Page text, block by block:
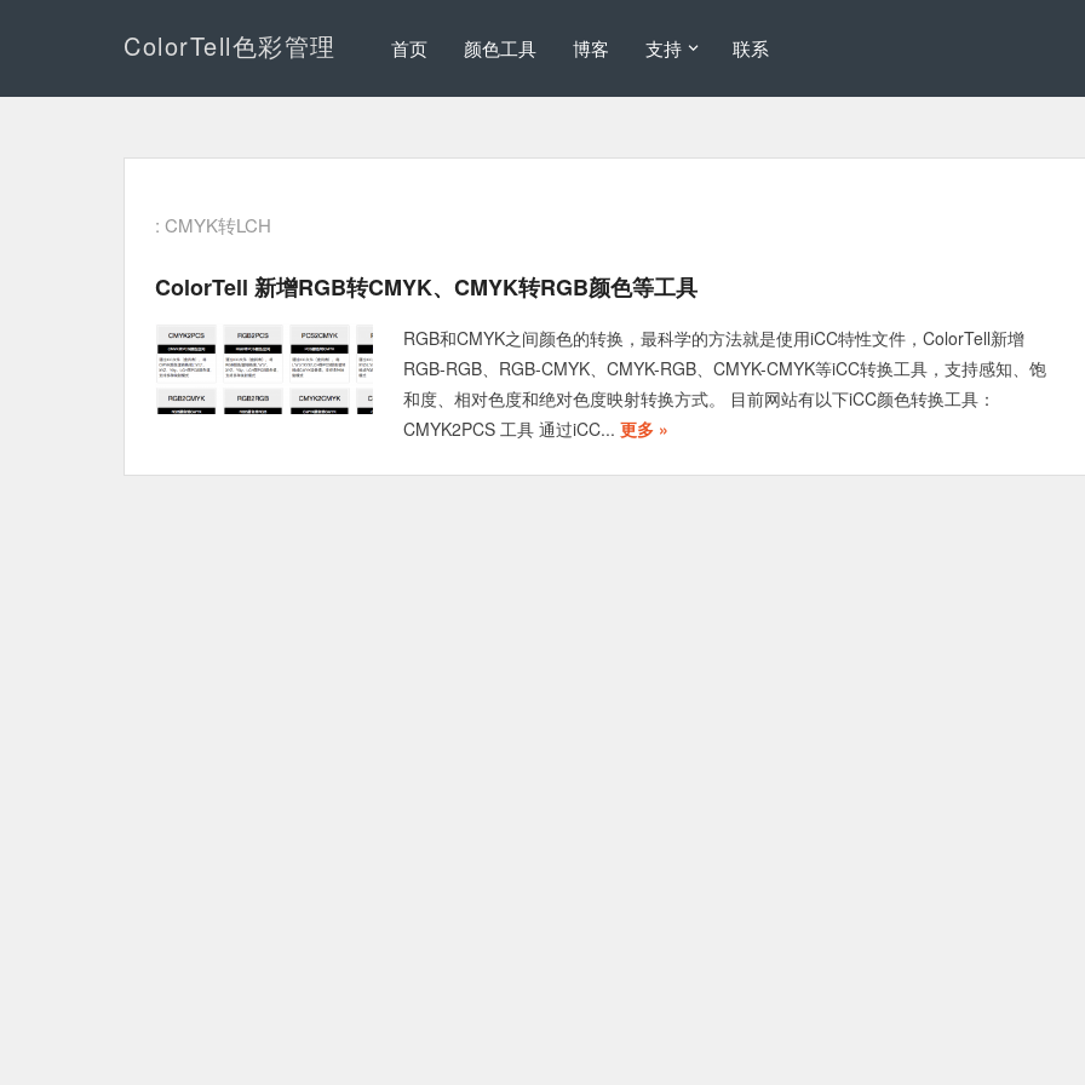
ColorTell色彩管理 首页 颜色工具 博客 支持 联系
: CMYK转LCH
ColorTell 新增RGB转CMYK、CMYK转RGB颜色等工具
RGB和CMYK之间颜色的转换，最科学的方法就是使用iCC特性文件，ColorTell新增
RGB-RGB、RGB-CMYK、CMYK-RGB、CMYK-CMYK等iCC转换工具，支持感知、饱
和度、相对色度和绝对色度映射转换方式。 目前网站有以下iCC颜色转换工具：
CMYK2PCS 工具 通过iCC... 更多 »